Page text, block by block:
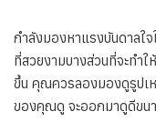
กำลังมองหาแรงบันดาลใ
ที่สวยงามบางส่วนที่จะทำ
ขึ้น คุณควรลองมองดูรูปเห
ของคุณดู จะออกมาดูดีขน